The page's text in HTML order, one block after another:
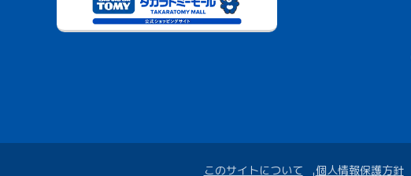
このサイトについて 個人情報保護方針